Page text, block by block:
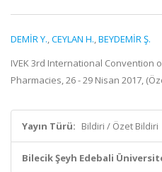
DEMİR Y.,CEYLAN H.,BEYDEMİR Ş.
IVEK 3rd International Convention
Pharmacies, 26 - 29 Nisan 2017,
Yayın Türü: Bildiri / Özet Bildiri
Bilecik Şeyh Edebali